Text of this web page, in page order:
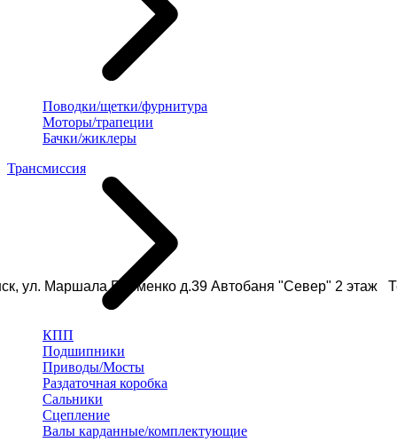
ул. Маршала Еременко д.39 Автобаня "Север" 2 этаж
Поводки/щетки/фурнитура
Моторы/трапеции
Бачки/жиклеры
Трансмиссия
КПП
Подшипники
Приводы/Мосты
Раздаточная коробка
Сальники
Сцепление
Валы карданные/комплектующие